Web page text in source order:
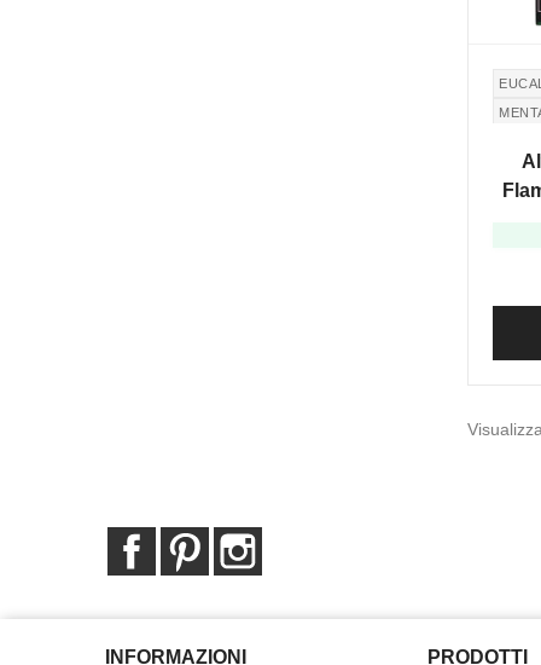
FacebookPinterest
INFORMAZIONI PRODOTTI